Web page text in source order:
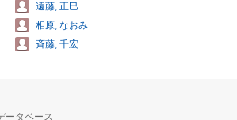
遠藤, 正巳
相原, なおみ
斉藤, 千宏
ータベース